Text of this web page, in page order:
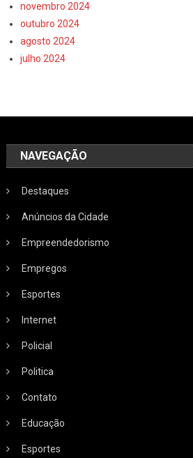
novembro 2024
outubro 2024
agosto 2024
julho 2024
NAVEGAÇÃO
Destaques
Anúncios da Cidade
Empreendedorismo
Empregos
Esportes
Internet
Policial
Politica
Contato
Educação
Esportes